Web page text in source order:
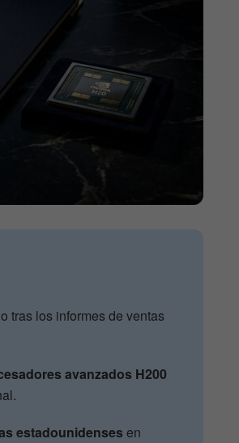
tras los informes de ventas
avanzados H200
estadounidensesen